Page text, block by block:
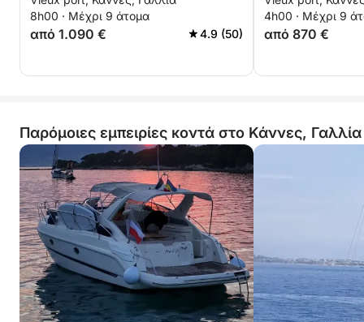
8h00 · Μέχρι 9 άτομα
από 1.090 € 4.9 (50)
4h00 · Μέχρι 9
από 870 €
Παρόμοιες εμπειρίες κοντά στο Κάννες, Γαλλία